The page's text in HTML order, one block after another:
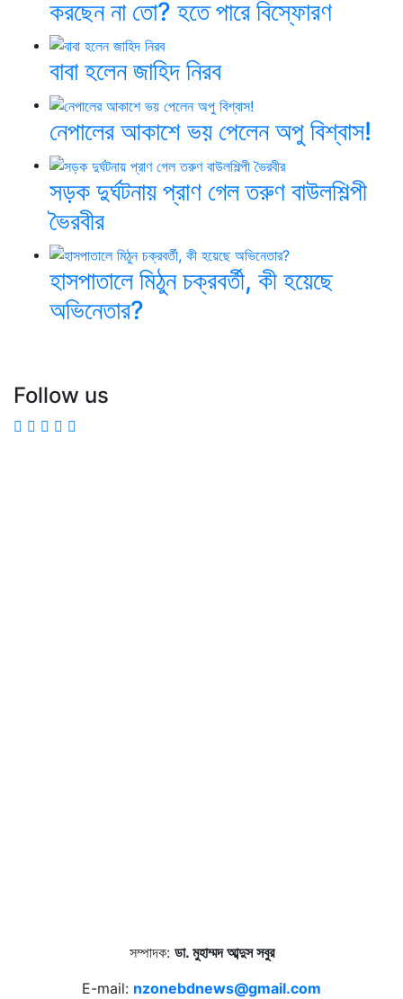
করছেন না তো? হতে পারে বিস্ফোরণ
বাবা হলেন জাহিদ নিরব
নেপালের আকাশে ভয় পেলেন অপু বিশ্বাস!
সড়ক দুর্ঘটনায় প্রাণ গেল তরুণ বাউলশিল্পী
ভৈরবীর
হাসপাতালে মিঠুন চক্রবর্তী, কী হয়েছে
অভিনেতার?
Follow us
সম্পাদক: ডা. মুহাম্মদ আব্দুস সবুর
E-mail: nzonebdnews@gmail.com